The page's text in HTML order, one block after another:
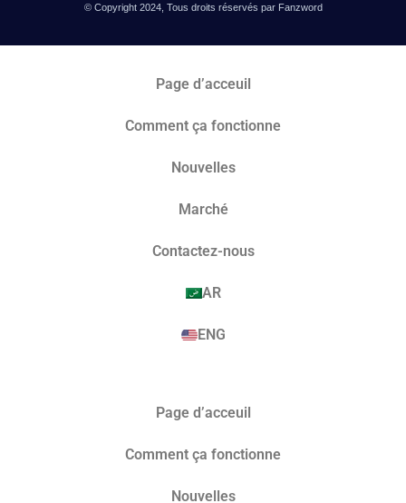
© Copyright 2024, Tous droits réservés par Fanzword
Page d’acceuil
Comment ça fonctionne
Nouvelles
Marché​
Contactez-nous
AR
ENG
Page d’acceuil
Comment ça fonctionne
Nouvelles